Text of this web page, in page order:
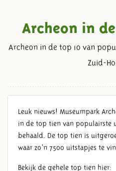
ARCHEON
Archeon in
Archeon in de top 10 van
Zuid-
Leuk nieuws! Museumpark
in de top tien van populairste
behaald. De top tien is
waar zo’n 7500 uitstapjes te
Bekijk de gehele top tien hier: